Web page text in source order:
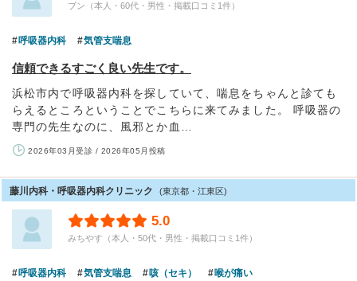
ブン（本人・60代・男性・掲載口コミ1件）
呼吸器内科 気管支喘息
信頼できるすごく良い先生です。
浜松市内で呼吸器内科を探していて、喘息をちゃんと診ても
らえるところということでこちらに来てみました。 呼吸器の
専門の先生なのに、風邪とか血…
2026年03月受診 / 2026年05月投稿
藤川内科・呼吸器内科クリニック (東京都・江東区)
5.0
みちやす（本人・50代・男性・掲載口コミ1件）
呼吸器内科 気管支喘息 咳（セキ） 喉が痛い